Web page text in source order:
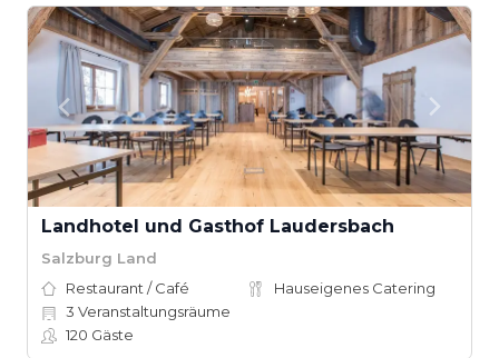
Landhotel und Gasthof Laudersbach
Salzburg Land
Restaurant / Café
Hauseigenes Catering
3 Veranstaltungsräume
120 Gäste